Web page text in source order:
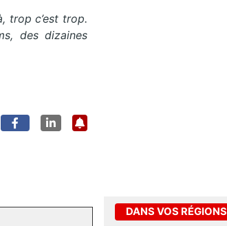
trop c’est trop.
des dizaines
DANS VOS RÉGIONS